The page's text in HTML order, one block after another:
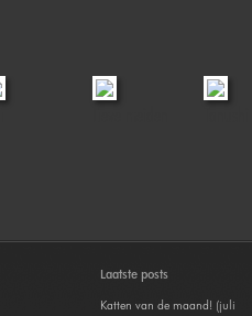
Laatste posts
Katten van de maand! (juli